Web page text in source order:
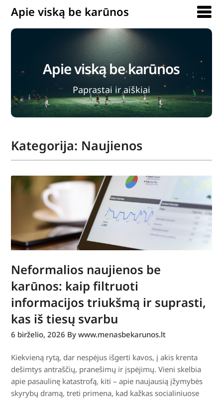
Apie viską be karūnos
Apie viską be karūnos
Paprastai ir aiškiai
Kategorija: Naujienos
Neformalios naujienos be
karūnos: kaip filtruoti
informacijos triukšmą ir suprasti,
kas iš tiesų svarbu
6 birželio, 2026 By www.menasbekarunos.lt
Kiekvieną rytą, dar nespėjus išgerti kavos, į akis krenta
dešimtys antraščių, pranešimų ir įspėjimų. Vieni skelbia
apie pasaulinę katastrofą, kiti – apie naujausią įžymybės
skyrybų dramą, treti primena, kad kažkas socialiniuose